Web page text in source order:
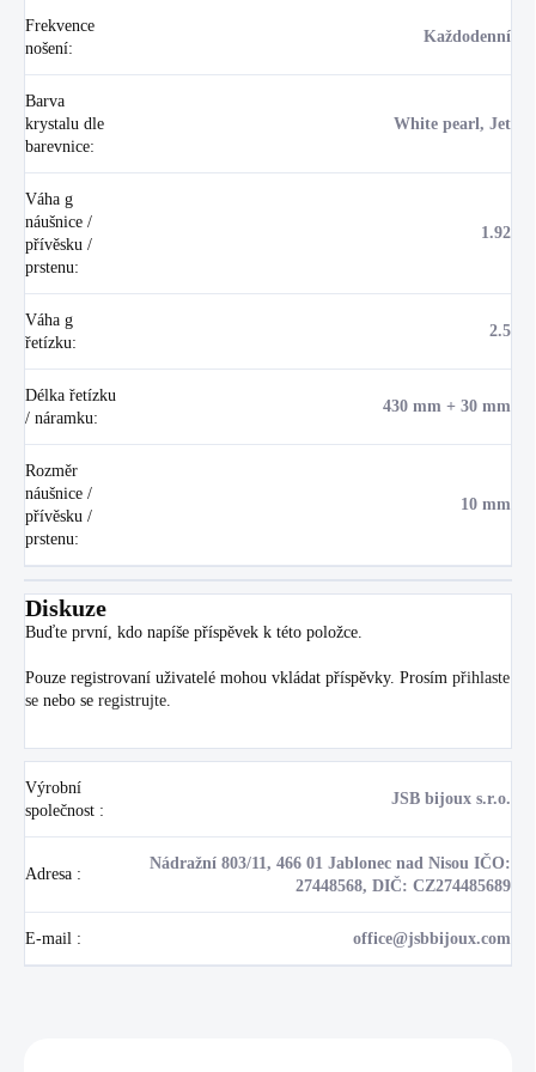
Frekvence
nošení:
Každodenní
Barva
krystalu dle
barevnice:
White pearl, Jet
Váha g
náušnice /
přívěsku /
prstenu:
1.92
Váha g
řetízku:
2.5
Délka řetízku
/ náramku:
430 mm + 30 mm
Rozměr
náušnice /
přívěsku /
prstenu:
10 mm
Diskuze
Buďte první, kdo napíše příspěvek k této položce.
Pouze registrovaní uživatelé mohou vkládat příspěvky. Prosím přihlaste
se nebo se registrujte
Výrobní
společnost :
JSB bijoux s.r.o.
Adresa :
Nádražní 803/11, 466 01 Jablonec nad Nisou IČO:
27448568, DIČ: CZ274485689
E-mail : office@jsbbijoux.com